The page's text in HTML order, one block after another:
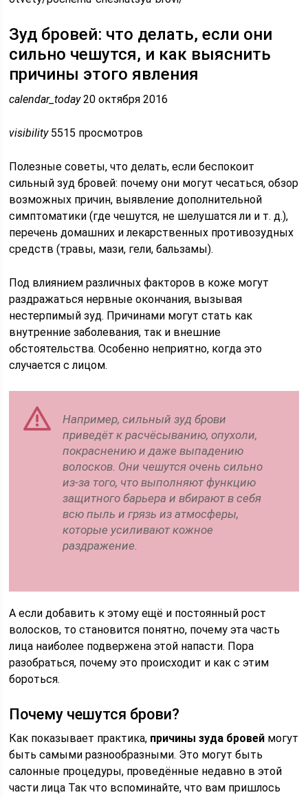
Зуд бровей: что делать, если они
сильно чешутся, и как выяснить
причины этого явления
calendar_today20 октября 2016
visibility5515 просмотров
Полезные советы, что делать, если беспокоит
сильный зуд бровей: почему они могут чесаться, обзор
возможных причин, выявление дополнительной
симптоматики (где чешутся, не шелушатся ли и т. д.),
перечень домашних и лекарственных противозудных
средств (травы, мази, гели, бальзамы).
Под влиянием различных факторов в коже могут
раздражаться нервные окончания, вызывая
нестерпимый зуд. Причинами могут стать как
внутренние заболевания, так и внешние
обстоятельства. Особенно неприятно, когда это
случается с лицом.
Например, сильный зуд брови
приведёт к расчёсыванию, опухоли,
покраснению и даже выпадению
волосков. Они чешутся очень сильно
из-за того, что выполняют функцию
защитного барьера и вбирают в себя
всю пыль и грязь из атмосферы,
которые усиливают кожное
раздражение.
А если добавить к этому ещё и постоянный рост
волосков, то становится понятно, почему эта часть
лица наиболее подвержена этой напасти. Пора
разобраться, почему это происходит и как с этим
бороться.
Почему чешутся брови?
Как показывает практика, причины зуда бровей могут
быть самыми разнообразными. Это могут быть
салонные процедуры, проведённые недавно в этой
части лица Так что вспоминайте, что вам пришлось